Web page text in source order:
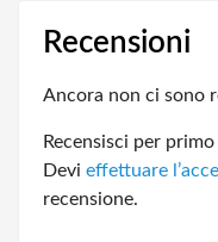
Recensioni
Ancora non ci sono
Recensisci per
Devi effettuare
recensione.